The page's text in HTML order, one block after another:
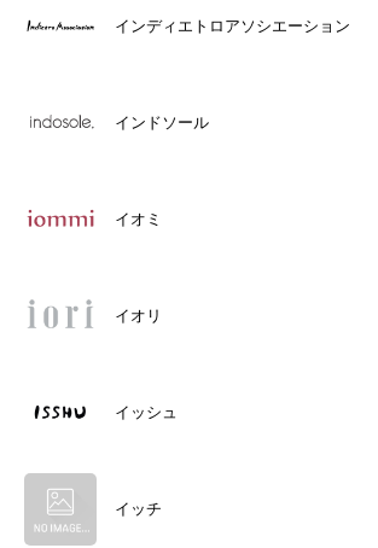
インディエトロアソシエーション
インドソール
イオミ
イオリ
イッシュ
イッチ